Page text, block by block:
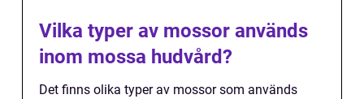
Vilka typer av mossor används
inom mossa hudvård?
Det finns olika typer av mossor som används